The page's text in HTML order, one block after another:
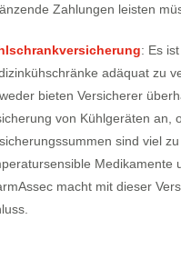
Zahlungen leisten
: Es
adäquat zu
bieten Versicherer
von Kühlgeräten an,
sind viel
Medikamente
macht mit dieser